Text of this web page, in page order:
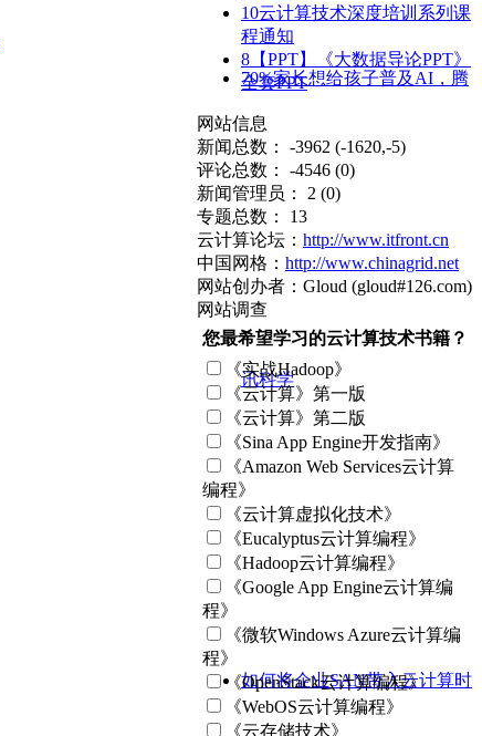
70%家长想给孩子普及AI，腾
讯科学
如何将企业SAN带入云计算时
10云计算技术深度培训系列课
程通知
8 【PPT】《大数据导论PPT》
全套PPT
网站信息
新闻总数： -3962 (-1620,-5)
评论总数： -4546 (0)
新闻管理员： 2 (0)
专题总数： 13
云计算论坛： http://www.itfront.cn
中国网格： http://www.chinagrid.net
网站创办者：Gloud (gloud#126.com)
网站调查
您最希望学习的云计算技术书籍？
《实战Hadoop》
《云计算》第一版
《云计算》第二版
《Sina App Engine开发指南》
《Amazon Web Services云计算
编程》
《云计算虚拟化技术》
《Eucalyptus云计算编程》
《Hadoop云计算编程》
《Google App Engine云计算编
程》
《微软Windows Azure云计算编
程》
《OpenStack云计算编程》
《WebOS云计算编程》
《云存储技术》